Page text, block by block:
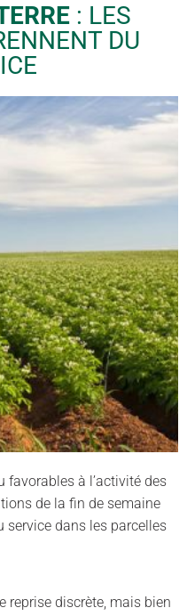
: LES
DU
favorables à l’activité des
de la fin de semaine
service dans les parcelles
reprise discrète, mais bien